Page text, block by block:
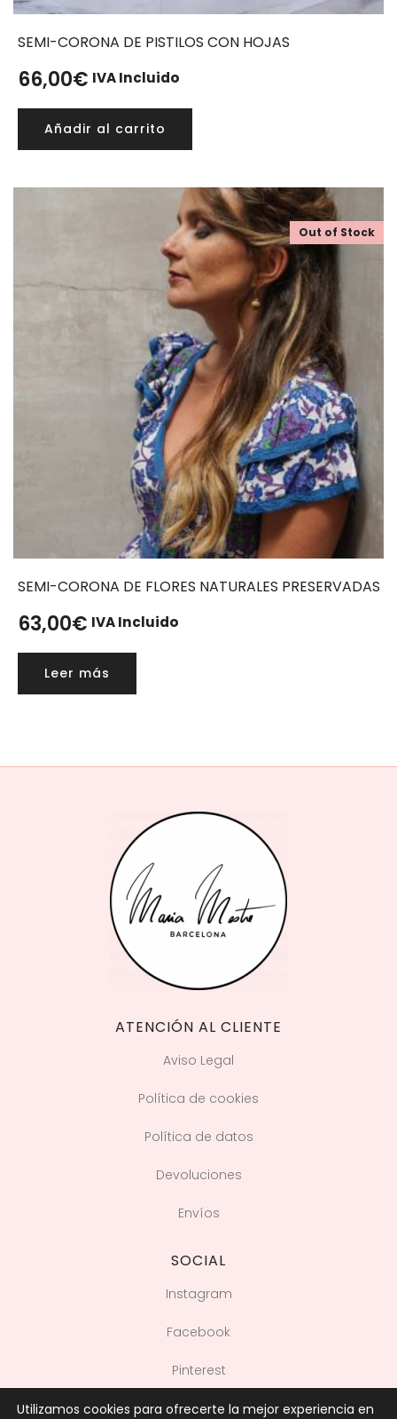
SEMI-CORONA DE PISTILOS CON HOJAS
66,00€ IVA Incluido
Añadir al carrito
SEMI-CORONA DE FLORES NATURALES PRESERVADAS
Out of Stock
63,00€ IVA Incluido
Leer más
ATENCIÓN AL CLIENTE
Aviso Legal
Política de cookies
Política de datos
Devoluciones
Envíos
SOCIAL
Instagram
Facebook
Pinterest
Utilizamos cookies para ofrecerte la mejor experiencia en